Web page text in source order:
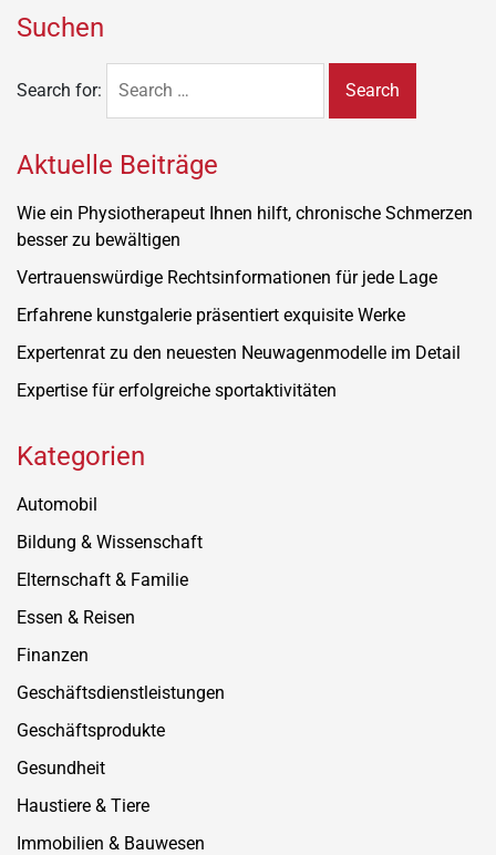
Suchen
Search for:
Aktuelle Beiträge
Wie ein Physiotherapeut Ihnen hilft, chronische Schmerzen
besser zu bewältigen
Vertrauenswürdige Rechtsinformationen für jede Lage
Erfahrene kunstgalerie präsentiert exquisite Werke
Expertenrat zu den neuesten Neuwagenmodelle im Detail
Expertise für erfolgreiche sportaktivitäten
Kategorien
Automobil
Bildung & Wissenschaft
Elternschaft & Familie
Essen & Reisen
Finanzen
Geschäftsdienstleistungen
Geschäftsprodukte
Gesundheit
Haustiere & Tiere
Immobilien & Bauwesen